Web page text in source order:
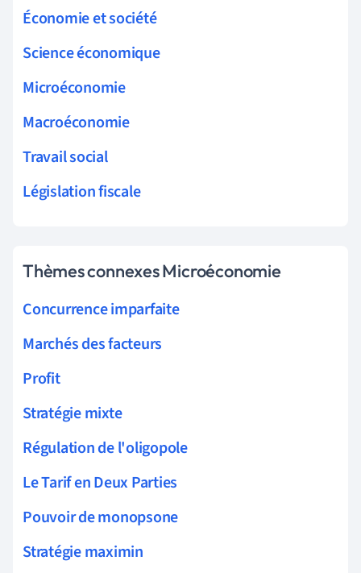
Économie et société
Science économique
Microéconomie
Macroéconomie
Travail social
Législation fiscale
Thèmes connexes Microéconomie
Concurrence imparfaite
Marchés des facteurs
Profit
Stratégie mixte
Régulation de l'oligopole
Le Tarif en Deux Parties
Pouvoir de monopsone
Stratégie maximin